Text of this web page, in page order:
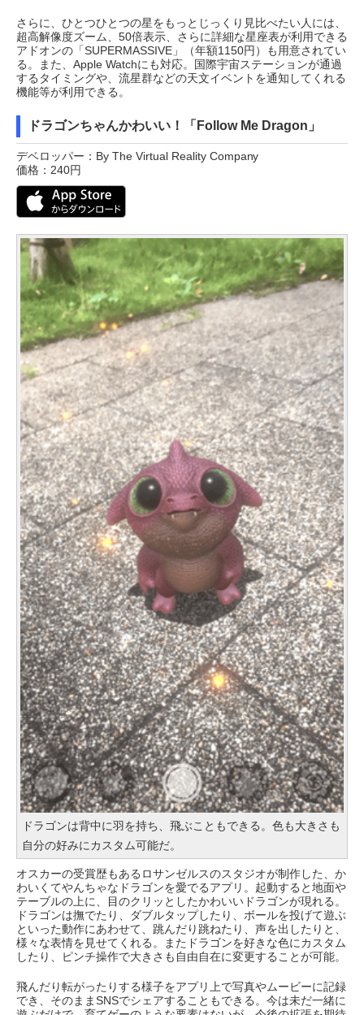
さらに、ひとつひとつの星をもっとじっくり見比べたい人には、
超高解像度ズーム、50倍表示、さらに詳細な星座表が利用できる
アドオンの「SUPERMASSIVE」（年額1150円）も用意されてい
る。また、Apple Watchにも対応。国際宇宙ステーションが通過
するタイミングや、流星群などの天文イベントを通知してくれる
機能等が利用できる。
ドラゴンちゃんかわいい！「Follow Me Dragon」
デベロッパー：By The Virtual Reality Company
価格：240円
ドラゴンは背中に羽を持ち、飛ぶこともできる。色も大きさも
自分の好みにカスタム可能だ。
オスカーの受賞歴もあるロサンゼルスのスタジオが制作した、か
わいくてやんちゃなドラゴンを愛でるアプリ。起動すると地面や
テーブルの上に、目のクリッとしたかわいいドラゴンが現れる。
ドラゴンは撫でたり、ダブルタップしたり、ボールを投げて遊ぶ
といった動作にあわせて、跳んだり跳ねたり、声を出したりと、
様々な表情を見せてくれる。またドラゴンを好きな色にカスタム
したり、ピンチ操作で大きさも自由自在に変更することが可能。
飛んだり転がったりする様子をアプリ上で写真やムービーに記録
でき、そのままSNSでシェアすることもできる。今は未だ一緒に